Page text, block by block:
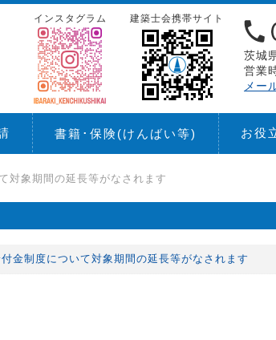
茨城
営業
メー
建築士会携帯サイト
インスタグラム
書籍･保険(けんばい等) お役
対象期間の延長等がなされます
金制度について対象期間の延長等がなされます